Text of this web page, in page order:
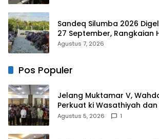
Sandeq Silumba 2026
27 September, Rangkaian
Agustus 7, 2026
Pos Populer
Jelang Muktamar V,
Perkuat ki Wasathiyah
Agustus 5, 2026 1